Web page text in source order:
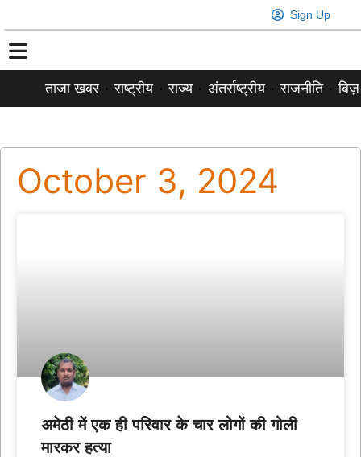
Sign Up
ताजा खबर राष्ट्रीय राज्य अंतर्राष्ट्रीय राजनीति
October 3, 2024
अमेठी में एक ही परिवार के चार लोगों की गोली
मारकर हत्या